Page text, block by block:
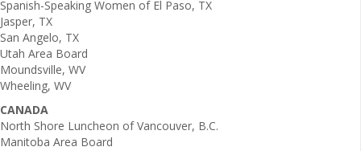
Spanish-Speaking Women of El Paso, TX
Jasper, TX
San Angelo, TX
Utah Area Board
Moundsville, WV
Wheeling, WV
CANADA
North Shore Luncheon of Vancouver, B.C.
Manitoba Area Board